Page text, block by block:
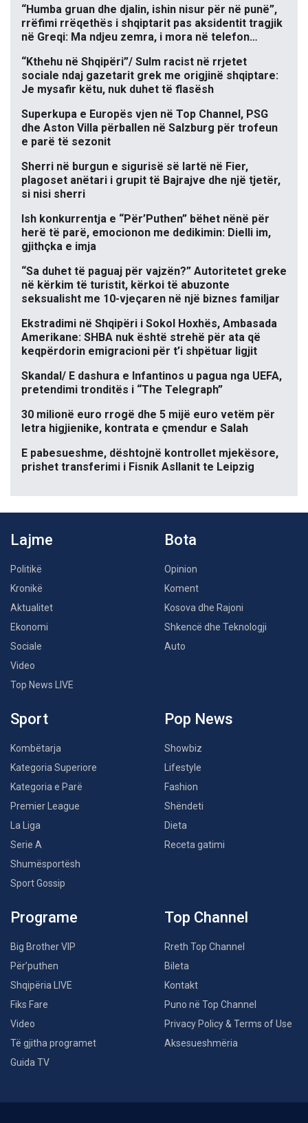
“Humba gruan dhe djalin, ishin nisur për në punë”,
rrëfimi rrëqethës i shqiptarit pas aksidentit tragjik
në Greqi: Ma ndjeu zemra, i mora në telefon…
“Kthehu në Shqipëri”/ Sulm racist në rrjetet
sociale ndaj gazetarit grek me origjinë shqiptare:
Je mysafir këtu, nuk duhet të flasësh
Superkupa e Europës vjen në Top Channel, PSG
dhe Aston Villa përballen në Salzburg për trofeun
e parë të sezonit
Sherri në burgun e sigurisë së lartë në Fier,
plagoset anëtari i grupit të Bajrajve dhe një tjetër,
si nisi sherri
Ish konkurrentja e “Për’Puthen” bëhet nënë për
herë të parë, emocionon me dedikimin: Dielli im,
gjithçka e imja
“Sa duhet të paguaj për vajzën?” Autoritetet greke
në kërkim të turistit, kërkoi të abuzonte
seksualisht me 10-vjeçaren në një biznes familjar
Ekstradimi në Shqipëri i Sokol Hoxhës, Ambasada
Amerikane: SHBA nuk është strehë për ata që
keqpërdorin emigracioni për t’i shpëtuar ligjit
Skandal/ E dashura e Infantinos u pagua nga UEFA,
pretendimi tronditës i “The Telegraph”
30 milionë euro rrogë dhe 5 mijë euro vetëm për
letra higjienike, kontrata e çmendur e Salah
E pabesueshme, dështojnë kontrollet mjekësore,
prishet transferimi i Fisnik Asllanit te Leipzig
Lajme
Politikë
Kronikë
Aktualitet
Ekonomi
Sociale
Video
Top News LIVE
Bota
Opinion
Koment
Kosova dhe Rajoni
Shkencë dhe Teknologji
Auto
Sport
Kombëtarja
Kategoria Superiore
Kategoria e Parë
Premier League
La Liga
Serie A
Shumësportësh
Sport Gossip
Pop News
Showbiz
Lifestyle
Fashion
Shëndeti
Dieta
Receta gatimi
Programe
Big Brother VIP
Për’puthen
Shqipëria LIVE
Fiks Fare
Video
Të gjitha programet
Guida TV
Top Channel
Rreth Top Channel
Bileta
Kontakt
Puno në Top Channel
Privacy Policy & Terms of Use
Aksesueshmëria